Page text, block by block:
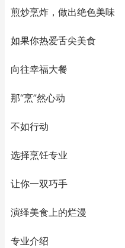
煎炒烹炸，做出绝色美味
如果你热爱舌尖美食
向往幸福大餐
那“烹”然心动
不如行动
选择烹饪专业
让你一双巧手
演绎美食上的烂漫
专业介绍